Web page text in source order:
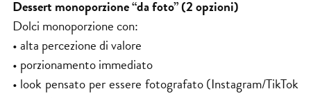
Dessert monoporzione “da foto” (2 opzioni)
Dolci monoporzione con:
• alta percezione di valore
• porzionamento immediato
• look pensato per essere fotografato (Instagram/TikTok